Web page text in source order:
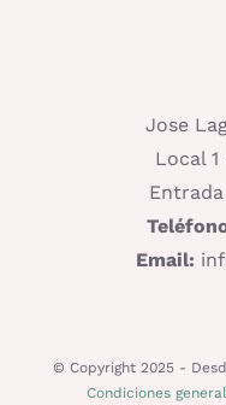
Jose
Local
Email:
© Copyright 2025 -
Condiciones